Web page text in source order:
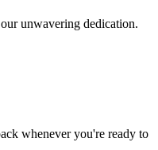
unwavering dedication.
whenever you're ready to